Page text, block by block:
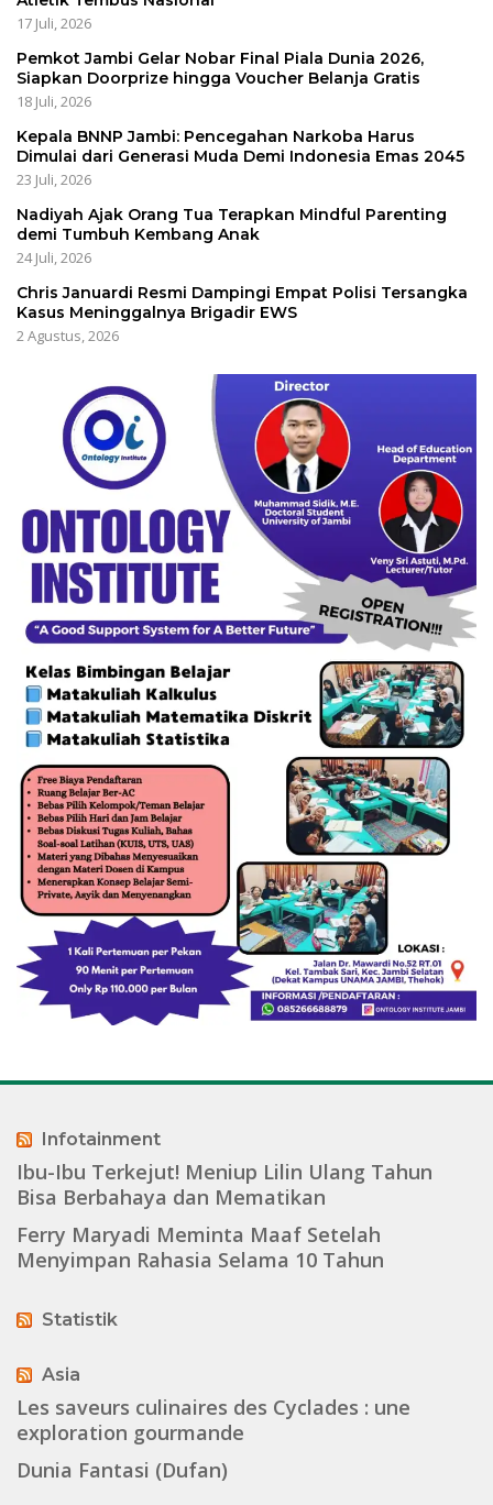
17 Juli, 2026
Pemkot Jambi Gelar Nobar Final Piala Dunia 2026,
Siapkan Doorprize hingga Voucher Belanja Gratis
18 Juli, 2026
Kepala BNNP Jambi: Pencegahan Narkoba Harus
Dimulai dari Generasi Muda Demi Indonesia Emas 2045
23 Juli, 2026
Nadiyah Ajak Orang Tua Terapkan Mindful Parenting
demi Tumbuh Kembang Anak
24 Juli, 2026
Chris Januardi Resmi Dampingi Empat Polisi Tersangka
Kasus Meninggalnya Brigadir EWS
2 Agustus, 2026
Infotainment
Ibu-Ibu Terkejut! Meniup Lilin Ulang Tahun
Bisa Berbahaya dan Mematikan
Ferry Maryadi Meminta Maaf Setelah
Menyimpan Rahasia Selama 10 Tahun
Statistik
Asia
Les saveurs culinaires des Cyclades : une
exploration gourmande
Dunia Fantasi (Dufan)